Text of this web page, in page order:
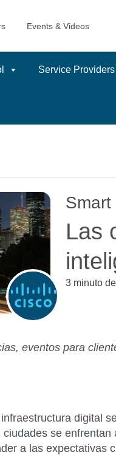
Service Providers
Las
3 minuto
eventos para
digital
se
a las